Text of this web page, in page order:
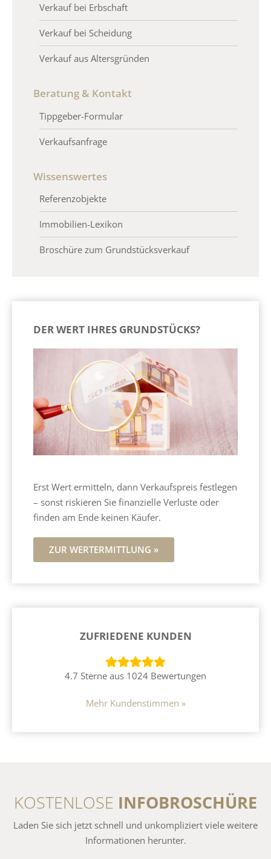
Verkauf bei Erbschaft
Verkauf bei Scheidung
Verkauf aus Altersgründen
Beratung & Kontakt
Tippgeber-Formular
Verkaufsanfrage
Wissenswertes
Referenzobjekte
Immobilien-Lexikon
Broschüre zum Grundstücksverkauf
DER WERT IHRES GRUNDSTÜCKS?
Erst Wert ermitteln, dann Verkaufspreis festlegen
– sonst riskieren Sie finanzielle Verluste oder
finden am Ende keinen Käufer.
ZUR WERTERMITTLUNG »
ZUFRIEDENE KUNDEN
4.7 Sterne aus 1024 Bewertungen
Mehr Kundenstimmen »
KOSTENLOSE INFOBROSCHÜRE
Laden Sie sich jetzt schnell und unkompliziert viele weitere
Informationen herunter.